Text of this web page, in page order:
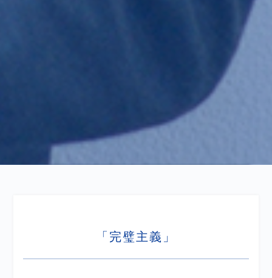
「完璧主義」